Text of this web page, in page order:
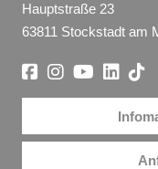
Hauptstraße 23
63811 Stockstadt am